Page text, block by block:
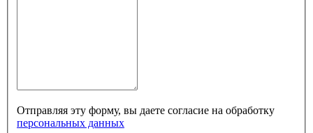
Отправляя эту форму, вы даете согласие на обработку
персональных данных